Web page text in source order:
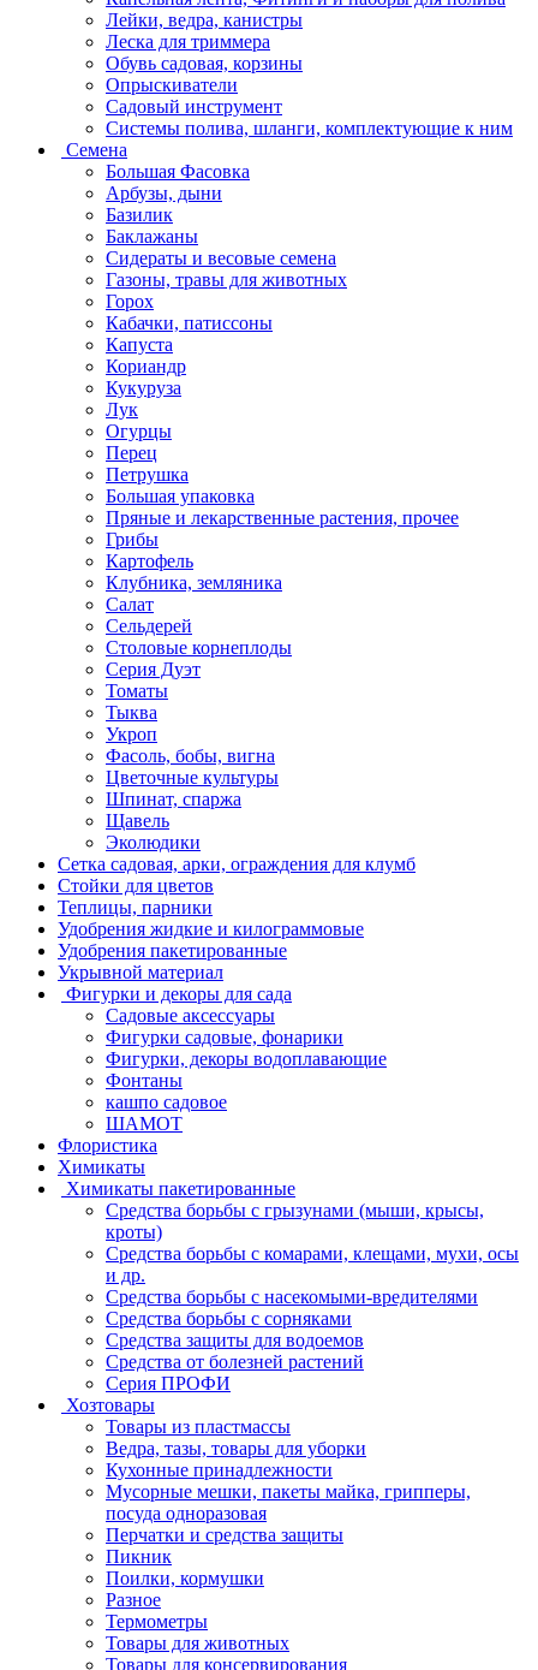
Лейки, ведра, канистры
Леска для триммера
Обувь садовая, корзины
Опрыскиватели
Садовый инструмент
Системы полива, шланги, комплектующие к ним
Семена
Большая Фасовка
Арбузы, дыни
Базилик
Баклажаны
Сидераты и весовые семена
Газоны, травы для животных
Горох
Кабачки, патиссоны
Капуста
Кориандр
Кукуруза
Лук
Огурцы
Перец
Петрушка
Большая упаковка
Пряные и лекарственные растения, прочее
Грибы
Картофель
Клубника, земляника
Салат
Сельдерей
Столовые корнеплоды
Серия Дуэт
Томаты
Тыква
Укроп
Фасоль, бобы, вигна
Цветочные культуры
Шпинат, спаржа
Щавель
Эколюдики
Сетка садовая, арки, ограждения для клумб
Стойки для цветов
Теплицы, парники
Удобрения жидкие и килограммовые
Удобрения пакетированные
Укрывной материал
Фигурки и декоры для сада
Садовые аксессуары
Фигурки садовые, фонарики
Фигурки, декоры водоплавающие
Фонтаны
кашпо садовое
ШАМОТ
Флористика
Химикаты
Химикаты пакетированные
Средства борьбы с грызунами (мыши, крысы,
кроты)
Средства борьбы с комарами, клещами, мухи, осы
и др.
Средства борьбы с насекомыми-вредителями
Средства борьбы с сорняками
Средства защиты для водоемов
Средства от болезней растений
Серия ПРОФИ
Хозтовары
Товары из пластмассы
Ведра, тазы, товары для уборки
Кухонные принадлежности
Мусорные мешки, пакеты майка, грипперы,
посуда одноразовая
Перчатки и средства защиты
Пикник
Поилки, кормушки
Разное
Термометры
Товары для животных
Товары для консервирования